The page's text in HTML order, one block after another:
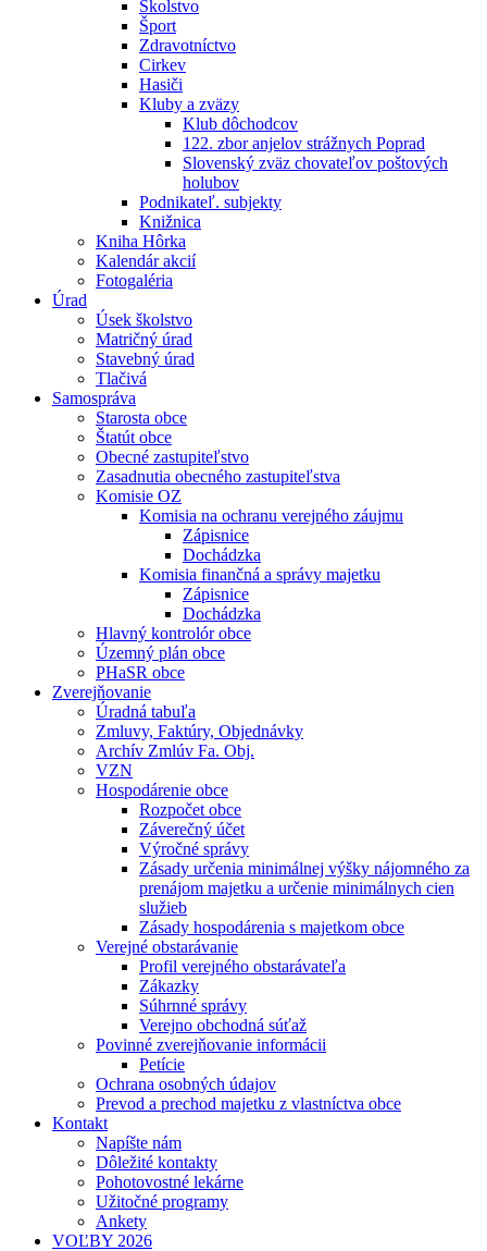
Školstvo
Šport
Zdravotníctvo
Cirkev
Hasiči
Kluby a zväzy
Klub dôchodcov
122. zbor anjelov strážnych Poprad
Slovenský zväz chovateľov poštových
holubov
Podnikateľ. subjekty
Knižnica
Kniha Hôrka
Kalendár akcií
Fotogaléria
Úrad
Úsek školstvo
Matričný úrad
Stavebný úrad
Tlačivá
Samospráva
Starosta obce
Štatút obce
Obecné zastupiteľstvo
Zasadnutia obecného zastupiteľstva
Komisie OZ
Komisia na ochranu verejného záujmu
Zápisnice
Dochádzka
Komisia finančná a správy majetku
Zápisnice
Dochádzka
Hlavný kontrolór obce
Územný plán obce
PHaSR obce
Zverejňovanie
Úradná tabuľa
Zmluvy, Faktúry, Objednávky
Archív Zmlúv Fa. Obj.
VZN
Hospodárenie obce
Rozpočet obce
Záverečný účet
Výročné správy
Zásady určenia minimálnej výšky nájomného za
prenájom majetku a určenie minimálnych cien
služieb
Zásady hospodárenia s majetkom obce
Verejné obstarávanie
Profil verejného obstarávateľa
Zákazky
Súhrnné správy
Verejno obchodná súťaž
Povinné zverejňovanie informácii
Petície
Ochrana osobných údajov
Prevod a prechod majetku z vlastníctva obce
Kontakt
Napíšte nám
Dôležité kontakty
Pohotovostné lekárne
Užitočné programy
Ankety
VOĽBY 2026